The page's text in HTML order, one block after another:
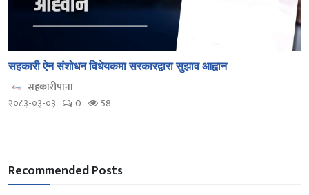
सहकारी ऐन संशोधन विधेयकमा सरकारद्वारा सुझाव आह्वान
सहकारीपाना
२०८३-०३-०३
0 58
Recommended Posts